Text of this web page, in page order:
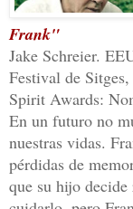
Frank"
Jake Schreier.
Festival de
Spirit Awards:
En un futuro no
nuestras vidas.
pérdidas de
que su hijo decide